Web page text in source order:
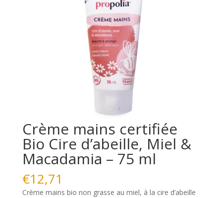
Crème mains certifiée
Bio Cire d’abeille, Miel &
Macadamia – 75 ml
€12,71
Crème mains bio non grasse au miel, à la cire d’abeille